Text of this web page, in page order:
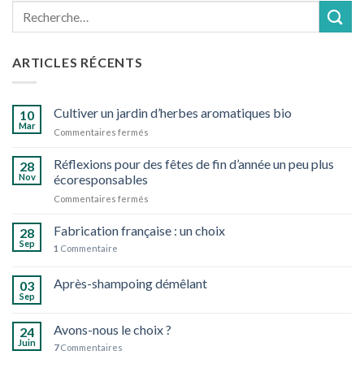
Recherche
pour :
ARTICLES RÉCENTS
10
Mar
Cultiver un jardin d’herbes aromatiques bio
Commentaires fermés
un
jardin
28
Nov
Réflexions pour des fêtes de fin d’année un peu plus
écoresponsables
Commentaires fermés
pour
des
fin
d’année
plus
28
Sep
Fabrication française : un choix
1 Commentaire
03
Sep
Après-shampoing démêlant
24
Juin
Avons-nous le choix ?
7Commentaires